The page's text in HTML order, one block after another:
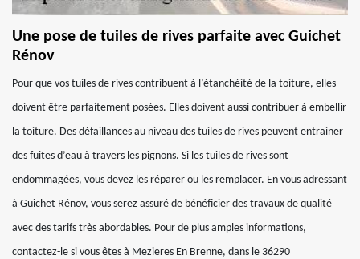
Une pose de tuiles de rives parfaite avec Guichet
Rénov
Pour que vos tuiles de rives contribuent à l’étanchéité de la toiture, elles
doivent être parfaitement posées. Elles doivent aussi contribuer à embellir
la toiture. Des défaillances au niveau des tuiles de rives peuvent entrainer
des fuites d’eau à travers les pignons. Si les tuiles de rives sont
endommagées, vous devez les réparer ou les remplacer. En vous adressant
à Guichet Rénov, vous serez assuré de bénéficier des travaux de qualité
avec des tarifs très abordables. Pour de plus amples informations,
contactez-le si vous êtes à Mezieres En Brenne, dans le 36290